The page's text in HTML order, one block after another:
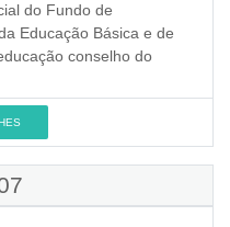
do Fundo de
Educação Básica e de
conselho do